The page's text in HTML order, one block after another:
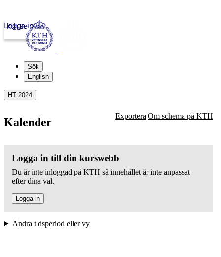
kth.se
Logga in
Sök
English
HT 2024
Kalender Exportera Om schema på KTH
Logga in till din kurswebb
Du är inte inloggad på KTH så innehållet är inte anpassat
efter dina val.
Logga in
Ändra tidsperiod eller vy